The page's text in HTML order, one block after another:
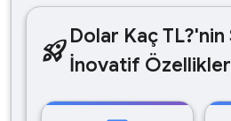
rocket_launchDolar Kaç TL?'nin
İnovatif Özellikler